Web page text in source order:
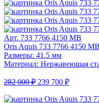
Арт. 733 7766 4150 MB
Oris Aquis 733 7766 4150 MB
Размеры: 41.5 мм
Материал: Нержавеющая
282 000 ₽ 239 700 ₽